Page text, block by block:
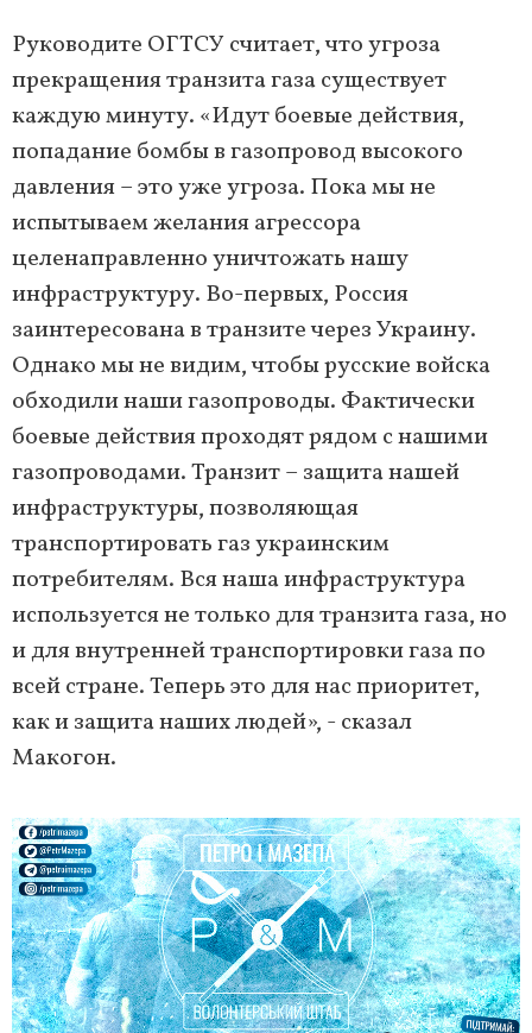
Руководите ОГТСУ считает, что угроза
прекращения транзита газа существует
каждую минуту. «Идут боевые действия,
попадание бомбы в газопровод высокого
давления – это уже угроза. Пока мы не
испытываем желания агрессора
целенаправленно уничтожать нашу
инфраструктуру. Во-первых, Россия
заинтересована в транзите через Украину.
Однако мы не видим, чтобы русские войска
обходили наши газопроводы. Фактически
боевые действия проходят рядом с нашими
газопроводами. Транзит – защита нашей
инфраструктуры, позволяющая
транспортировать газ украинским
потребителям. Вся наша инфраструктура
используется не только для транзита газа, но
и для внутренней транспортировки газа по
всей стране. Теперь это для нас приоритет,
как и защита наших людей», - сказал
Макогон.